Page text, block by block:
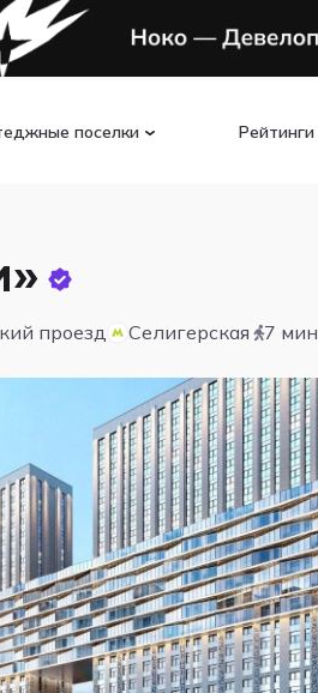
поселки Рейтинги
проезд Селигерская 7 мин